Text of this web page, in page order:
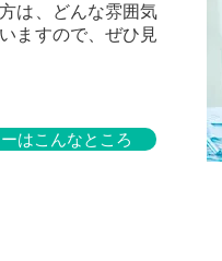
は、どんな雰囲気
ますので、ぜひ見
はこんなところ